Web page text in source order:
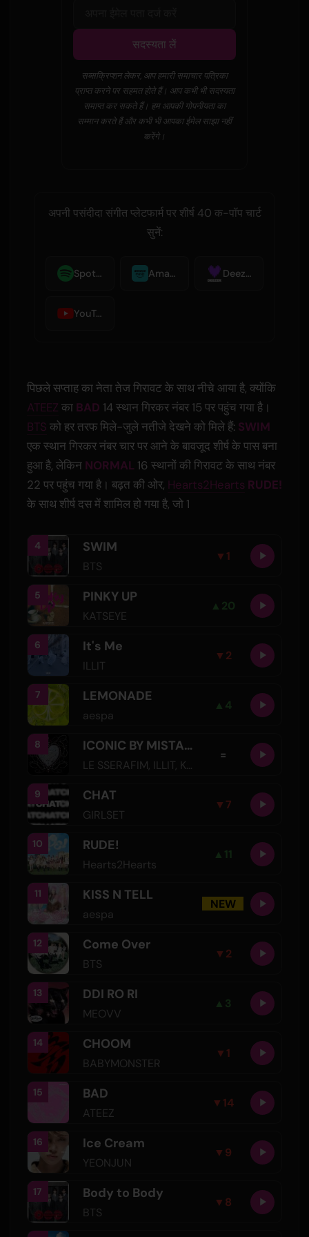
सदस्यता लें
सब्सक्रिप्शन लेकर, आप हमारी समाचार पत्रिका
प्राप्त करने पर सहमत होते हैं। आप कभी भी सदस्यता
समाप्त कर सकते हैं। हम आपकी गोपनीयता का
सम्मान करते हैं और कभी भी आपका ईमेल साझा नहीं
करेंगे।
अपनी पसंदीदा संगीत प्लेटफार्म पर शीर्ष 40 क-पॉप चार्ट
सुनें:
Spotify Amazon Music Deezer
YouTube Music
पिछले सप्ताह का नेता तेज गिरावट के साथ नीचे आया है, क्योंकि
ATEEZ का BAD 14 स्थान गिरकर नंबर 15 पर पहुंच गया है।
BTS को हर तरफ मिले-जुले नतीजे देखने को मिले हैं: SWIM
एक स्थान गिरकर नंबर चार पर आने के बावजूद शीर्ष के पास बना
हुआ है, लेकिन NORMAL 16 स्थानों की गिरावट के साथ नंबर
22 पर पहुंच गया है। बढ़त की ओर, Hearts2Hearts RUDE!
के साथ शीर्ष दस में शामिल हो गया है, जो 1
4 SWIM
BTS
▼ 1
5 PINKY UP
KATSEYE
▲ 20
6 It's Me
ILLIT
▼ 2
7 LEMONADE
aespa
▲ 4
8 ICONIC BY MISTAKE
LE SSERAFIM, ILLIT, KATSEYE
=
9 CHAT
GIRLSET
▼ 7
10 RUDE!
Hearts2Hearts
▲ 11
11 KISS N TELL
aespa
NEW
12 Come Over
BTS
▼ 2
13 DDI RO RI
MEOVV
▲ 3
14 CHOOM
BABYMONSTER
▼ 1
15 BAD
ATEEZ
▼ 14
16 Ice Cream
YEONJUN
▼ 9
17 Body to Body
BTS
▼ 8